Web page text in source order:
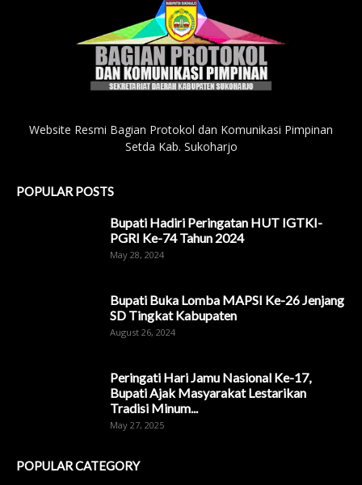
Website Resmi Bagian Protokol dan Komunikasi Pimpinan
Setda Kab. Sukoharjo
POPULAR POSTS
Bupati Hadiri Peringatan HUT IGTKI-
PGRI Ke-74 Tahun 2024
May 28, 2024
Bupati Buka Lomba MAPSI Ke-26 Jenjang
SD Tingkat Kabupaten
August 26, 2024
Peringati Hari Jamu Nasional Ke-17,
Bupati Ajak Masyarakat Lestarikan
Tradisi Minum...
May 27, 2025
POPULAR CATEGORY